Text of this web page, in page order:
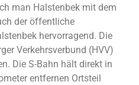
man Halstenbek mit dem
der öffentliche
hervorragend. Die
Verkehrsverbund (HVV)
Die S-Bahn hält direkt in
entfernen Ortsteil